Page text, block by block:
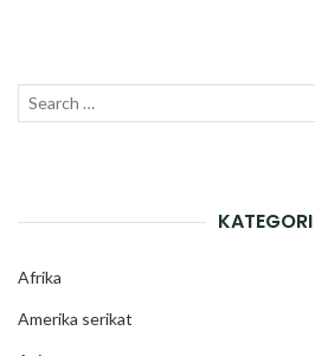
Search
KATEGORI
Afrika
Amerika serikat